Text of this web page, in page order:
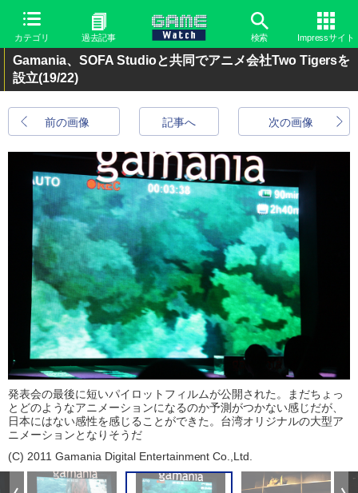
カテゴリ 過去記事 検索 Impressサイト
Gamania、SOFA Studioと共同でアニメ会社Two Tigersを
設立(19/22)
前の画像 次の画像
記事へ
発表会の最後に短いパイロットフィルムが公開された。まだちょっ
とどのようなアニメーションになるのか予測がつかない感じだが、
日本にはない感性を感じることができた。台湾オリジナルの大型ア
ニメーションとなりそうだ
(C) 2011 Gamania Digital Entertainment Co.,Ltd.